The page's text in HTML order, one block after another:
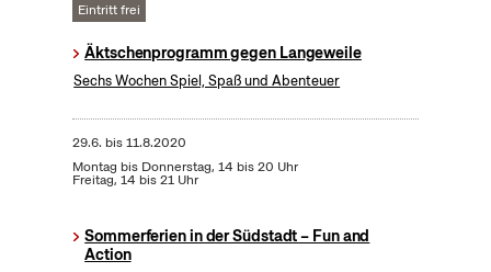
Eintritt frei
Äktschenprogramm gegen Langeweile
Sechs Wochen Spiel, Spaß und Abenteuer
29.6. bis11.8.2020
Montag bis Donnerstag, 14 bis 20 Uhr
Freitag, 14 bis 21 Uhr
Sommerferien in der Südstadt – Fun and
Action